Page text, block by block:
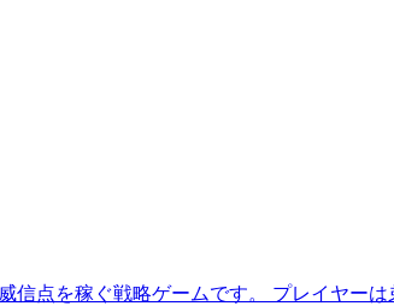
点を稼ぐ戦略ゲームです。 プレイヤー